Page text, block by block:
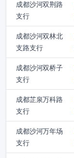
成都沙河双荆路
支行
成都沙河双林北
支路支行
成都沙河双桥子
支行
成都芷泉万科路
支行
成都沙河万年场
支行